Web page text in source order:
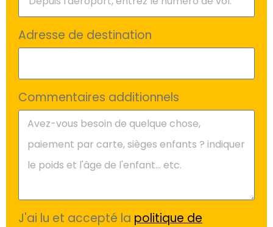
Adresse de destination
Commentaires additionnels
J'ai lu et accepté la politique de